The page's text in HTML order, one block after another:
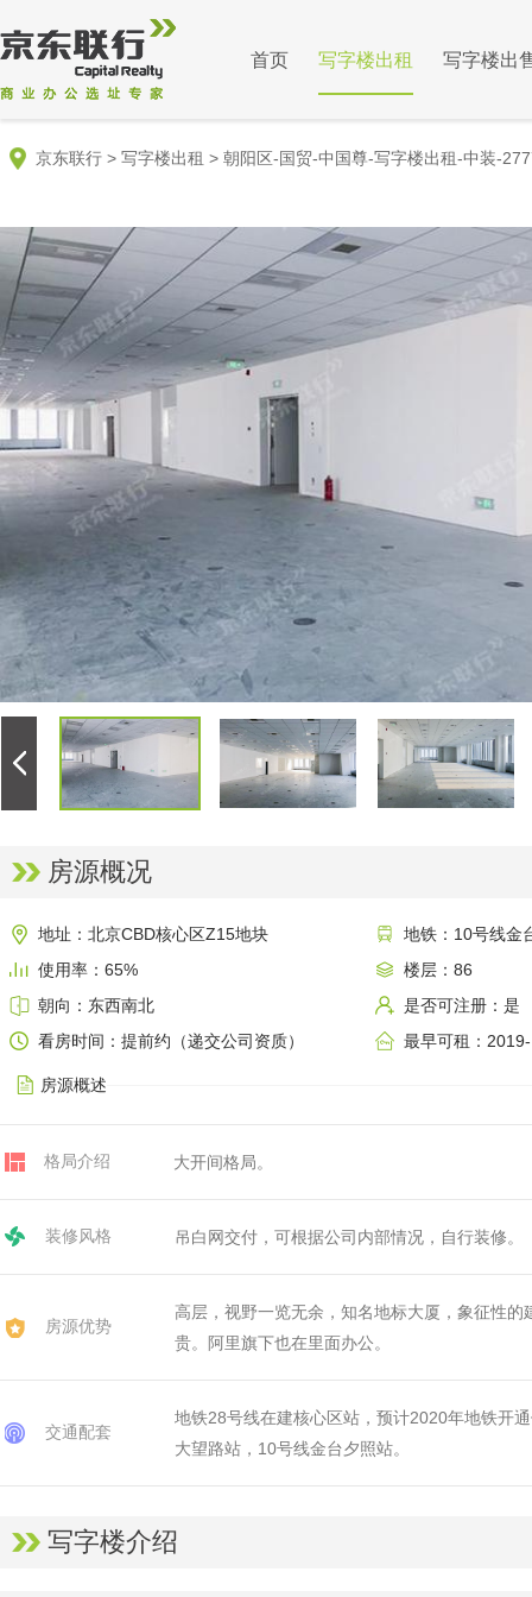
首页 写字楼出租 写字楼出
京东联行 > 写字楼出租 > 朝阳区-国贸-中国尊-写字楼出租-中装-
房源概况
地址：北京CBD核心区Z15地块
地铁：10号线金
使用率：65%
楼层：86
朝向：东西南北
是否可注册：是
看房时间：提前约（递交公司资质）
最早可租：
房源概述
格局介绍 大开间格局。
装修风格 吊白网交付，可根据公司内部情况，自行装修。
房源优势
高层，视野一览无余，知名地标大厦，象征性的
贵。阿里旗下也在里面办公。
交通配套
地铁28号线在建核心区站，预计2020年地铁开
大望路站，10号线金台夕照站。
写字楼介绍